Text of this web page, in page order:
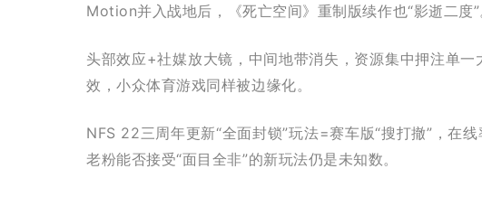
Motion并入战地后，《死亡空间》重制版续作也“影逝二度”
头部效应+社媒放大镜，中间地带消失，资源集中押注单一
效，小众体育游戏同样被边缘化。
NFS 22三周年更新“全面封锁”玩法=赛车版“搜打撤”，在
老粉能否接受“面目全非”的新玩法仍是未知数。